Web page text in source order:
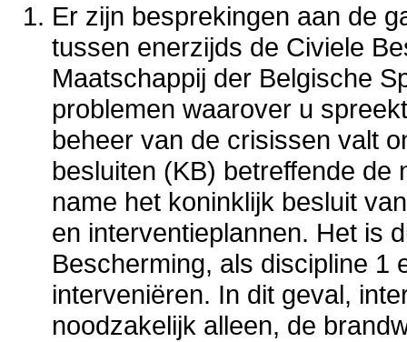
Er zijn besprekingen aan de
tussen enerzijds de Civiele
Maatschappij der Belgische
problemen waarover u
beheer van de crisissen valt
besluiten (KB) betreffende de
name het koninklijk besluit
en interventieplannen. Het is
Bescherming, als discipline 1
interveniëren. In dit geval,
noodzakelijk alleen, de